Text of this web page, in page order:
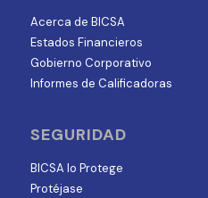
Acerca de BICSA
Estados Financieros
Gobierno Corporativo
Informes de Calificadoras
SEGURIDAD
BICSA lo Protege
Protéjase